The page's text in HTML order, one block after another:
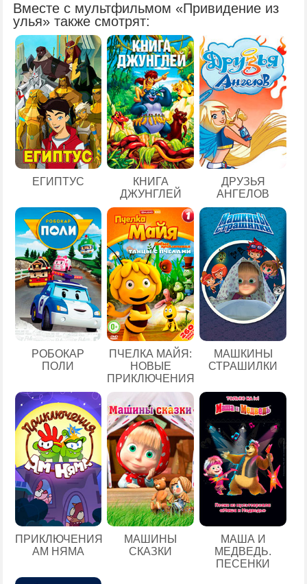
Вместе с мультфильмом «Привидение из
улья» также смотрят:
ЕГИПТУС
КНИГА
ДЖУНГЛЕЙ
ДРУЗЬЯ
АНГЕЛОВ
РОБОКАР
ПОЛИ
ПЧЕЛКА МАЙЯ:
НОВЫЕ
ПРИКЛЮЧЕНИЯ
МАШКИНЫ
СТРАШИЛКИ
ПРИКЛЮЧЕНИЯ
АМ НЯМА
МАШИНЫ
СКАЗКИ
МАША И
МЕДВЕДЬ.
ПЕСЕНКИ